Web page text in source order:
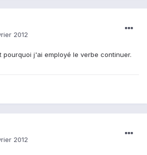
2012
pourquoi j'ai employé le verbe continuer.
2012